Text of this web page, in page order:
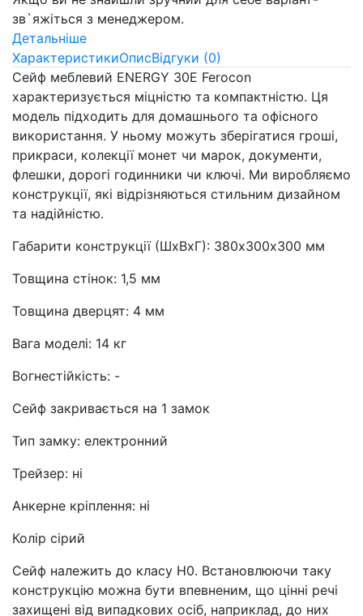
зв`яжіться з менеджером.
Детальніше
ХарактеристикиОписВідгуки (0)
Сейф меблевий ENERGY 30E Ferocon
характеризується міцністю та компактністю. Ця
модель підходить для домашнього та офісного
використання. У ньому можуть зберігатися гроші,
прикраси, колекції монет чи марок, документи,
флешки, дорогі годинники чи ключі. Ми виробляємо
конструкції, які відрізняються стильним дизайном
та надійністю.
Габарити конструкції (ШхВхГ): 380х300х300 мм
Товщина стінок: 1,5 мм
Товщина дверцят: 4 мм
Вага моделі: 14 кг
Вогнестійкість: -
Сейф закривається на 1 замок
Тип замку: електронний
Трейзер: ні
Анкерне кріплення: ні
Колір сірий
Сейф належить до класу Н0. Встановлюючи таку
конструкцію можна бути впевненим, що цінні речі
захищені від випадкових осіб, наприклад, до них